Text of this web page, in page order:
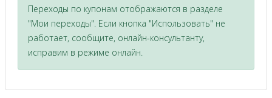
Переходы по купонам отображаются в разделе
"Мои переходы". Если кнопка "Использовать" не
работает, сообщите, онлайн-консультанту,
исправим в режиме онлайн.